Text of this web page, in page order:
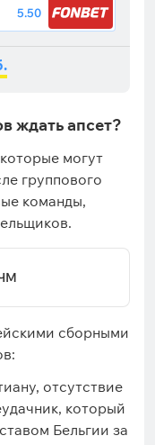
5.50
ждать апсет?
могут
группового
команды,
сборными
отсутствие
который
Бельгии за